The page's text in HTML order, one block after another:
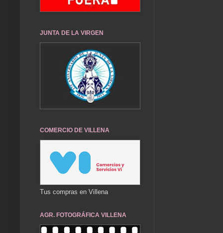
JUNTA DE LA VIRGEN
COMERCIO DE VILLENA
Tus compras en Villena
AGR. FOTOGRÁFICA VILLENA